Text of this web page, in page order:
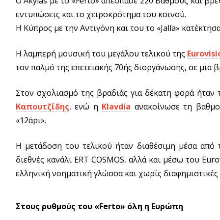
εντυπώσεις και το χειροκρότημα του κοινού.
Η Κύπρος με την Αντιγόνη και του το «Jalla»
Η λαμπερή μουσική του μεγάλου τελικού της
τον παλμό της επετειακής 70ής διοργάνωσης, σε μια
Στον σχολιασμό της βραδιάς για δέκατη φορά
Καπουτζίδης, ενώ η Klavdia ανακοίνωσε τη
«12άρι».
Η μετάδοση του τελικού ήταν διαθέσιμη μέσα
διεθνές κανάλι ERT COSMOS, αλλά και μέσω του
ελληνική νοηματική γλώσσα και χωρίς διαφημιστικές
Στους ρυθμούς του «Ferto» όλη η Ευρώπη